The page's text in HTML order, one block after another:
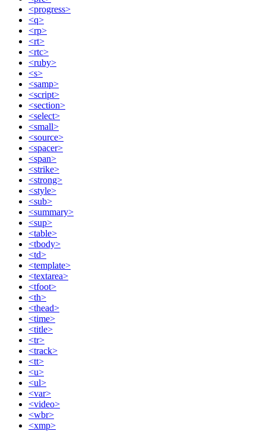
<progress>
<q>
<rp>
<rt>
<rtc>
<ruby>
<s>
<samp>
<script>
<section>
<select>
<small>
<source>
<spacer>
<span>
<strike>
<strong>
<style>
<sub>
<summary>
<sup>
<table>
<tbody>
<td>
<template>
<textarea>
<tfoot>
<th>
<thead>
<time>
<title>
<tr>
<track>
<tt>
<u>
<ul>
<var>
<video>
<wbr>
<xmp>